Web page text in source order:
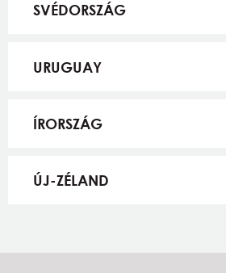
SVÉDORSZÁG
URUGUAY
ÍRORSZÁG
ÚJ-ZÉLAND